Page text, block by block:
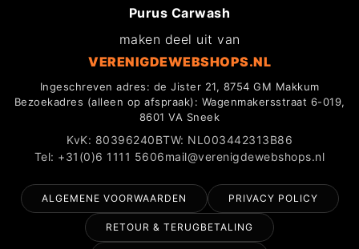
Purus Carwash
maken deel uit van
VERENIGDEWEBSHOPS.NL
Ingeschreven adres: de Jister 21, 8754 GM Makkum
Bezoekadres (alleen op afspraak): Wagenmakersstraat 6-019,
8601 VA Sneek
KvK: 80396240BTW: NL003442313B86
Tel: +31(0)6 1111 5606mail@verenigdewebshops.nl
ALGEMENE VOORWAARDEN PRIVACY POLICY
RETOUR & TERUGBETALING